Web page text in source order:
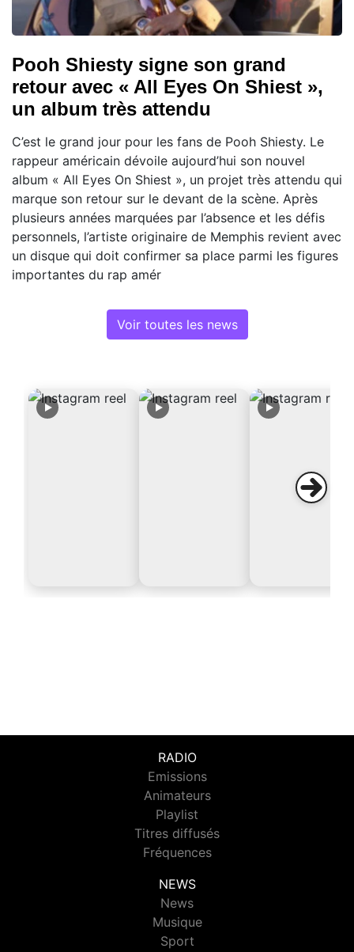
Pooh Shiesty signe son grand
retour avec « All Eyes On Shiest »,
un album très attendu
C’est le grand jour pour les fans de Pooh Shiesty. Le
rappeur américain dévoile aujourd’hui son nouvel
album « All Eyes On Shiest », un projet très attendu qui
marque son retour sur le devant de la scène. Après
plusieurs années marquées par l’absence et les défis
personnels, l’artiste originaire de Memphis revient avec
un disque qui doit confirmer sa place parmi les figures
importantes du rap amér
Voir toutes les news
RADIO
Emissions
Animateurs
Playlist
Titres diffusés
Fréquences
NEWS
News
Musique
Sport